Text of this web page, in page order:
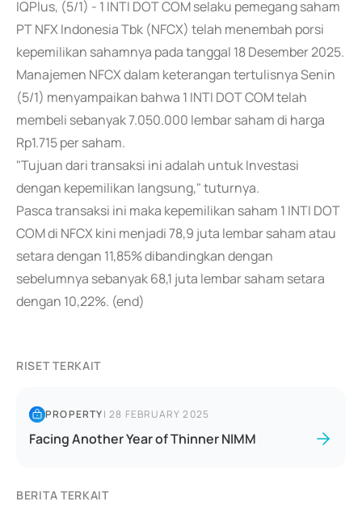
IQPlus, (5/1) - 1 INTI DOT COM selaku pemegang saham
PT NFX Indonesia Tbk (NFCX) telah menembah porsi
kepemilikan sahamnya pada tanggal 18 Desember 2025.
Manajemen NFCX dalam keterangan tertulisnya Senin
(5/1) menyampaikan bahwa 1 INTI DOT COM telah
membeli sebanyak 7.050.000 lembar saham di harga
Rp1.715 per saham.
"Tujuan dari transaksi ini adalah untuk Investasi
dengan kepemilikan langsung," tuturnya.
Pasca transaksi ini maka kepemilikan saham 1 INTI DOT
COM di NFCX kini menjadi 78,9 juta lembar saham atau
setara dengan 11,85% dibandingkan dengan
sebelumnya sebanyak 68,1 juta lembar saham setara
dengan 10,22%. (end)
RISET TERKAIT
PROPERTY|28 FEBRUARY 2025
Facing Another Year of Thinner NIMM
BERITA TERKAIT